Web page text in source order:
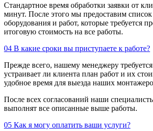
Стандартное время обработки заявки от
минут. После этого мы предоставим
оборудования и работ, которые требуется
итоговую стоимость на все работы.
04 В какие сроки вы приступаете к работе?
Прежде всего, нашему менеджеру
устраивает ли клиента план работ и их
удобное время для выезда наших
После всех согласований наши
выполнят все описанные выше работы.
05 Как я могу оплатить ваши услуги?